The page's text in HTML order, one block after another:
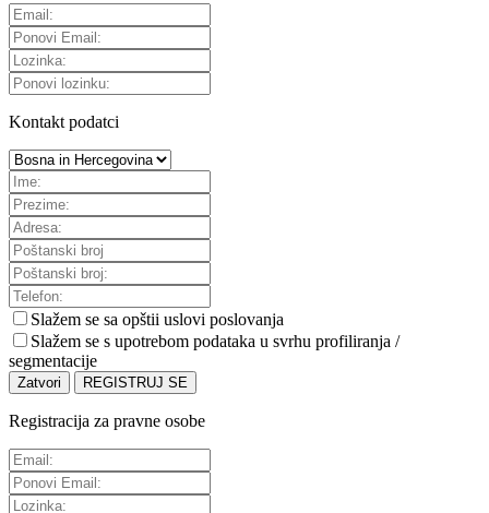
Kontakt podatci
Slažem se sa opštii uslovi poslovanja
Slažem se s upotrebom podataka u svrhu profiliranja /
segmentacije
Zatvori REGISTRUJ SE
Registracija za pravne osobe